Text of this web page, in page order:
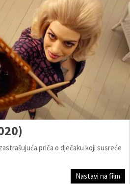
priča o dječaku koji susreće
Nastavi na film